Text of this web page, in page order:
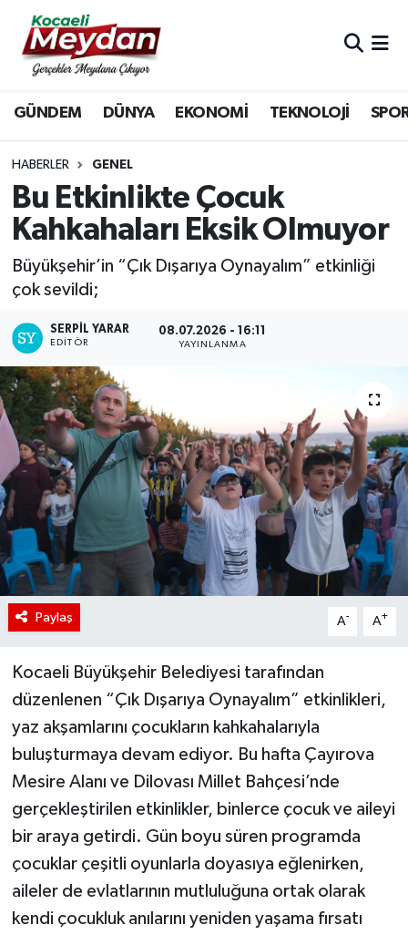
GÜNDEM DÜNYA EKONOMİ TEKNOLOJİ
HABERLER GENEL
Bu Etkinlikte Çocuk
Kahkahaları Eksik Olmuyor
Büyükşehir’in “Çık Dışarıya Oynayalım” etkinliği
çok sevildi;
SERPİL YARAR
EDITÖR
08.07.2026 - 16:11
YAYINLANMA
Paylaş A- A+
Kocaeli Büyükşehir Belediyesi tarafından
düzenlenen “Çık Dışarıya Oynayalım” etkinlikleri,
yaz akşamlarını çocukların kahkahalarıyla
buluşturmaya devam ediyor. Bu hafta Çayırova
Mesire Alanı ve Dilovası Millet Bahçesi’nde
gerçekleştirilen etkinlikler, binlerce çocuk ve aileyi
bir araya getirdi. Gün boyu süren programda
çocuklar çeşitli oyunlarla doyasıya eğlenirken,
aileler de evlatlarının mutluluğuna ortak olarak
kendi çocukluk anılarını yeniden yaşama fırsatı
Nöbetçi Eczaneler
Hava Durumu
Trafik Durumu
Süper Lig Puan Durumu ve Fikstür
Son Dakika Haberleri
Haber Arşivi